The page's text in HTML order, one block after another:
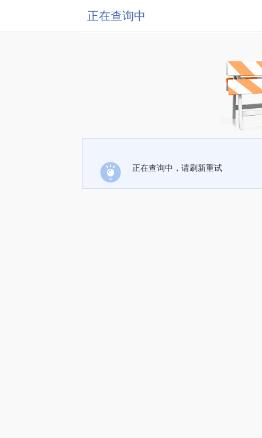
正在查询中
正在查询中，请刷新重试